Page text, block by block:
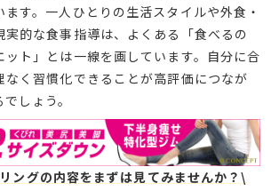
ます。一人ひとりの生活スタイルや外食・
実的な食事指導は、よくある「食べるの
ット」とは一線を画しています。自分に合
なく習慣化できることが高評価につなが
しょう。
ングの内容をまずは見てみませんか？\